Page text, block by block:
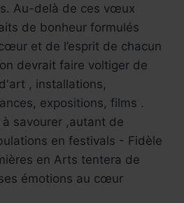
Au-delà de ces vœux
de bonheur formulés
et de l’esprit de chacun
devrait faire voltiger de
, installations,
expositions, films .
savourer ,autant de
en festivals - Fidèle
en Arts tentera de
émotions au cœur